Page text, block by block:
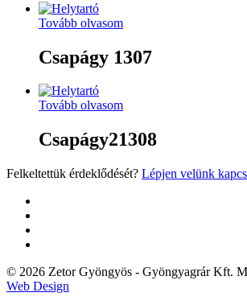
Tovább olvasom
Csapágy 1307
Tovább olvasom
Csapágy21308
Felkeltettük érdeklődését? Lépjen velünk
© 2026 Zetor Gyöngyös - Gyöngyagrár Kft.
Web Design